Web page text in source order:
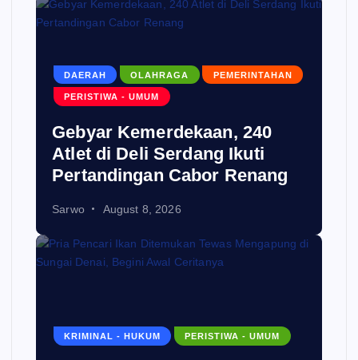
DAERAH OLAHRAGA PEMERINTAHAN
PERISTIWA - UMUM
Gebyar Kemerdekaan, 240
Atlet di Deli Serdang Ikuti
Pertandingan Cabor Renang
Sarwo August 8, 2026
KRIMINAL - HUKUM PERISTIWA - UMUM